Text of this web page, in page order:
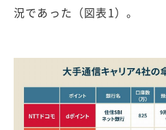
況であった（図表1）。